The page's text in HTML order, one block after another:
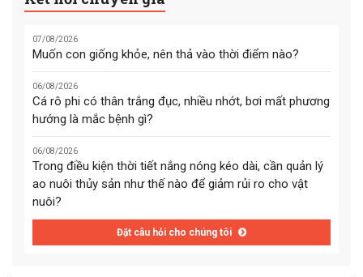
07/08/2026
Muốn con giống khỏe, nên thả vào thời điểm nào?
06/08/2026
Cá rô phi có thân trắng đục, nhiều nhớt, bơi mất phương
hướng là mắc bệnh gì?
06/08/2026
Trong điều kiện thời tiết nắng nóng kéo dài, cần quản lý
ao nuôi thủy sản như thế nào để giảm rủi ro cho vật
nuôi?
Đặt câu hỏi cho chúng tôi